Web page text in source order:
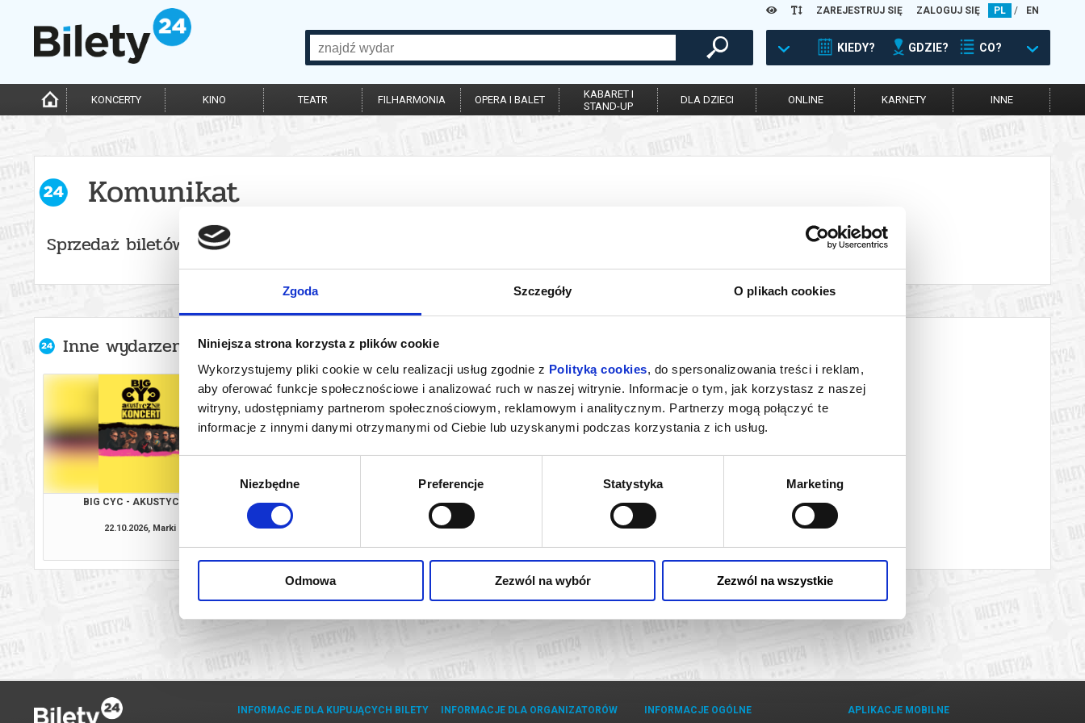
Zgoda Szczegóły O plikach cookies
Niniejsza strona korzysta z plików cookie
Wykorzystujemy pliki cookie w celu realizacji usług zgodnie z Polityką cookies, do spersonalizowania treści i reklam,
aby oferować funkcje społecznościowe i analizować ruch w naszej witrynie. Informacje o tym, jak korzystasz z naszej
witryny, udostępniamy partnerom społecznościowym, reklamowym i analitycznym. Partnerzy mogą połączyć te
informacje z innymi danymi otrzymanymi od Ciebie lub uzyskanymi podczas korzystania z ich usług.
Niezbędne Preferencje Statystyka Marketing
Odmowa Zezwól na wybór Zezwól na wszystkie
ZAREJESTRUJ SIĘ ZALOGUJ SIĘ PL / EN
KIEDY? GDZIE? CO?
KONCERTY KINO TEATR FILHARMONIA OPERA I BALET
KABARET I
STAND-UP
DLA DZIECI ONLINE KARNETY INNE
Komunikat
Sprzedaż biletów online została zakończona. Sprawdź dostępność w kasie.
Inne wydarzenia organizatora
BIG CYC - AKUSTYCZNIE
22.10.2026, Marki
kup bilet
INFORMACJE DLA KUPUJĄCYCH BILETY INFORMACJE DLA ORGANIZATORÓW INFORMACJE OGÓLNE APLIKACJE MOBILNE